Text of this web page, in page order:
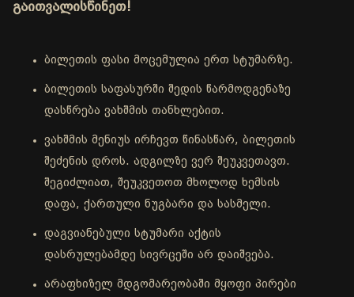
გაითვალისწინეთ!
ბილეთის ფასი მოცემულია ერთ სტუმარზე.
ბილეთის საფასურში შედის წარმოდგენაზე
დასწრება ვახშმის თანხლებით.
ვახშმის მენიუს ირჩევთ წინასწარ, ბილეთის
შეძენის დროს. ადგილზე ვერ შეუკვეთავთ.
შეგიძლიათ, შეუკვეთოთ მხოლოდ ხემსის
დაფა, ქართული ნუგბარი და სასმელი.
დაგვიანებული სტუმარი აქტის
დასრულებამდე სივრცეში არ დაიშვება.
არაფხიზელ მდგომარეობაში მყოფი პირები